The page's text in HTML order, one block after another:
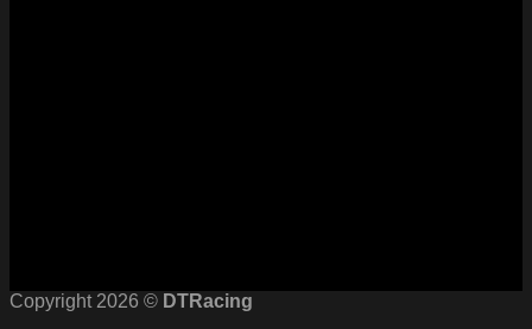
Copyright 2026 © DTRacing